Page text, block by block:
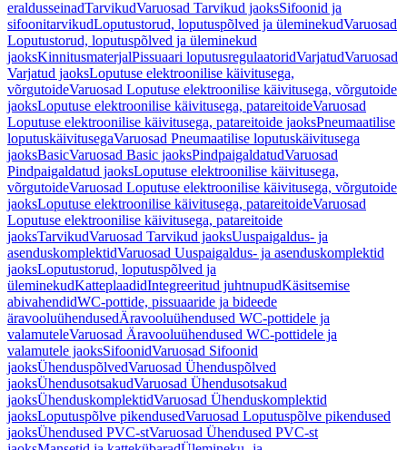
eraldusseinadTarvikudVaruosad Tarvikud jaoksSifoonid ja
sifoonitarvikudLoputustorud, loputuspõlved ja üleminekudVaruosad
Loputustorud, loputuspõlved ja üleminekud
jaoksKinnitusmaterjalPissuaari loputusregulaatoridVarjatudVaruosad
Varjatud jaoksLoputuse elektroonilise käivitusega,
võrgutoideVaruosad Loputuse elektroonilise käivitusega, võrgutoide
jaoksLoputuse elektroonilise käivitusega, patareitoideVaruosad
Loputuse elektroonilise käivitusega, patareitoide jaoksPneumaatilise
loputuskäivitusegaVaruosad Pneumaatilise loputuskäivitusega
jaoksBasicVaruosad Basic jaoksPindpaigaldatudVaruosad
Pindpaigaldatud jaoksLoputuse elektroonilise käivitusega,
võrgutoideVaruosad Loputuse elektroonilise käivitusega, võrgutoide
jaoksLoputuse elektroonilise käivitusega, patareitoideVaruosad
Loputuse elektroonilise käivitusega, patareitoide
jaoksTarvikudVaruosad Tarvikud jaoksUuspaigaldus- ja
asenduskomplektidVaruosad Uuspaigaldus- ja asenduskomplektid
jaoksLoputustorud, loputuspõlved ja
üleminekudKatteplaadidIntegreeritud juhtnupudKäsitsemise
abivahendidWC-pottide, pissuaaride ja bideede
äravooluühendusedÄravooluühendused WC-pottidele ja
valamuteleVaruosad Äravooluühendused WC-pottidele ja
valamutele jaoksSifoonidVaruosad Sifoonid
jaoksÜhenduspõlvedVaruosad Ühenduspõlved
jaoksÜhendusotsakudVaruosad Ühendusotsakud
jaoksÜhenduskomplektidVaruosad Ühenduskomplektid
jaoksLoputuspõlve pikendusedVaruosad Loputuspõlve pikendused
jaoksÜhendused PVC-stVaruosad Ühendused PVC-st